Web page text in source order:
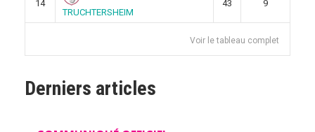
14
TRUCHTERSHEIM
43 9
Voir le tableau complet
Derniers articles